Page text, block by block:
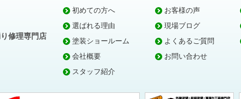
修理専門店
初めての方へ
選ばれる理由
塗装ショールーム
会社概要
スタッフ紹介
お客様の声
現場ブログ
よくあるご質問
お問い合わせ